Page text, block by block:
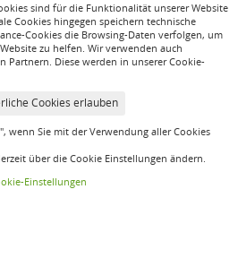
sind für die Funktionalität unserer Website
Cookies hingegen speichern technische
Cookies die Browsing-Daten verfolgen, um
zu helfen. Wir verwenden auch
Partnern. Diese werden in unserer Cookie-
Cookies erlauben
wenn Sie mit der Verwendung aller Cookies
über die Cookie Einstellungen ändern.
Einstellungen